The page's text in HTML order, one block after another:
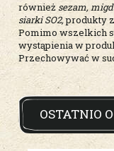
równieżsezam,
siarki SO2,produkty
Pomimo wszelkich
wystąpienia w
Przechowywać w
OSTATNIO